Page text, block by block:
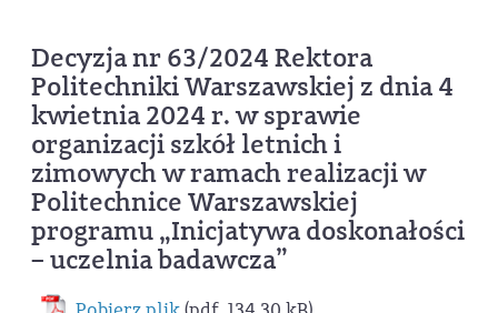
Decyzja nr 63/2024 Rektora
Politechniki Warszawskiej z dnia 4
kwietnia 2024 r. w sprawie
organizacji szkół letnich i
zimowych w ramach realizacji w
Politechnice Warszawskiej
programu „Inicjatywa doskonałości
– uczelnia badawcza”